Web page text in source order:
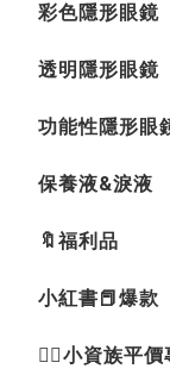
彩色隱形眼鏡
透明隱形眼鏡
功能性隱形眼
保養液&淚液
🔖福利品
小紅書📕爆款
💁‍♀️小資族平價